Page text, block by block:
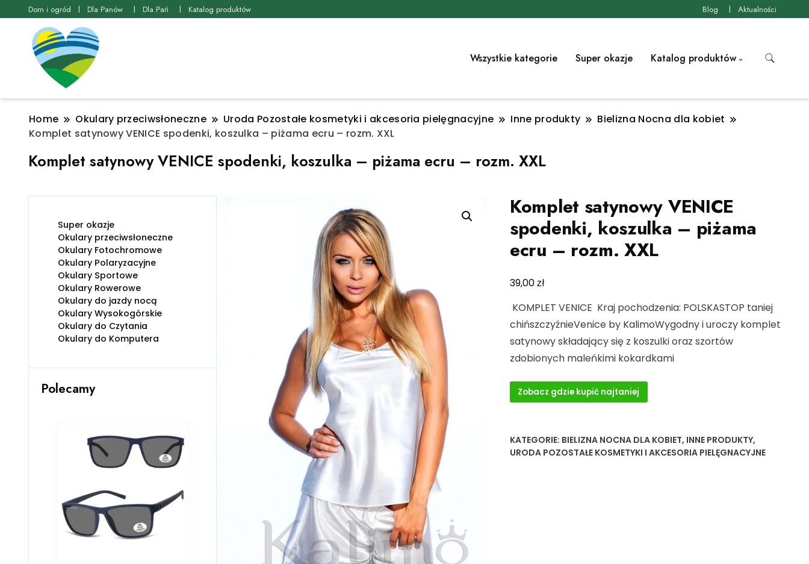
Dom i ogród Dla Panów Dla Pań Katalog produktów Blog Aktualności
Wszystkie kategorie Super okazje Katalog produktów
Home Okulary przeciwsłoneczne Uroda Pozostałe kosmetyki i akcesoria pielęgnacyjne Inne produkty
Bielizna Nocna dla kobiet
Komplet satynowy VENICE spodenki, koszulka – piżama ecru – rozm. XXL
Komplet satynowy VENICE spodenki, koszulka – piżama ecru – rozm. XXL
Komplet satynowy VENICE
spodenki, koszulka – piżama
ecru – rozm. XXL
39,00zł
KOMPLET VENICE Kraj pochodzenia: POLSKASTOP taniej
chińszczyźnieVenice by KalimoWygodny i uroczy komplet
satynowy składający się z koszulki oraz szortów
zdobionych maleńkimi kokardkami
Zobacz gdzie kupić najtaniej
KATEGORIE: BIELIZNA NOCNA DLA KOBIET, INNE PRODUKTY,
URODA POZOSTAŁE KOSMETYKI I AKCESORIA PIELĘGNACYJNE
Super okazje
Okulary przeciwsłoneczne
Okulary Fotochromowe
Okulary Polaryzacyjne
Okulary Sportowe
Okulary Rowerowe
Okulary do jazdy nocą
Okulary Wysokogórskie
Okulary do Czytania
Okulary do Komputera
Polecamy